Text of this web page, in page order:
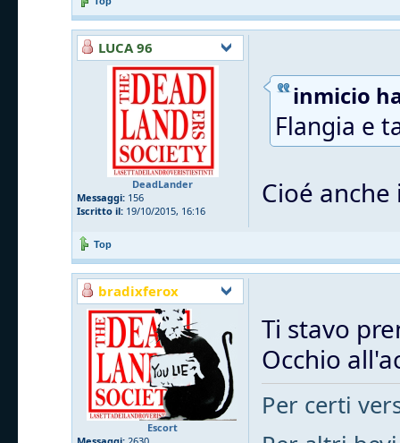
LUCA 96
DeadLander
Messaggi: 156
Iscritto il: 19/10/2015, 16:16
inmicio
Flangia e
Cioé
Top
bradixferox
Escort
Ti stavo
Occhio
Per certi